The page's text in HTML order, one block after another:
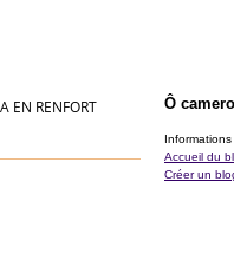
EN RENFORT Ô
Accueil du
Créer un